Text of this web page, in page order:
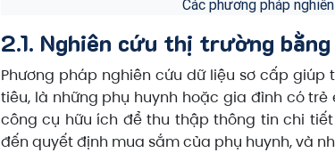
Các phương pháp
2.1. Nghiên cứu thị trường
Phương pháp nghiên cứu dữ liệu sơ cấp
tiêu, là những phụ huynh hoặc gia đình có
công cụ hữu ích để thu thập thông tin chi
đến quyết định mua sắm của phụ huynh, và